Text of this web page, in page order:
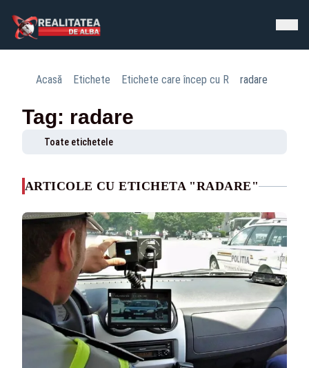
Acasă Etichete Etichete care încep cu R radare
Tag: radare
Toate etichetele
ARTICOLE CU ETICHETA "RADARE"